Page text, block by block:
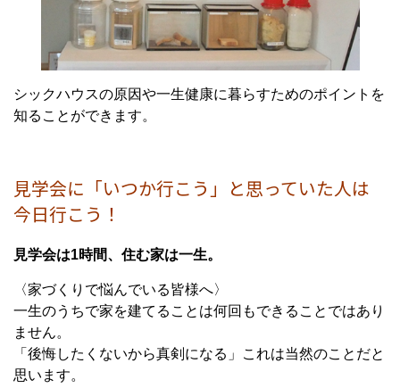
シックハウスの原因や一生健康に暮らすためのポイントを
知ることができます。
見学会に「いつか行こう」と思っていた人は
今日行こう！
見学会は1時間、住む家は一生。
〈家づくりで悩んでいる皆様へ〉
一生のうちで家を建てることは何回もできることではあり
ません。
「後悔したくないから真剣になる」これは当然のことだと
思います。